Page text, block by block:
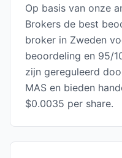
Op basis van onze
Brokers de best
broker in Zweden
beoordeling en 95/
zijn gereguleerd
MAS en bieden
$0.0035 per share.